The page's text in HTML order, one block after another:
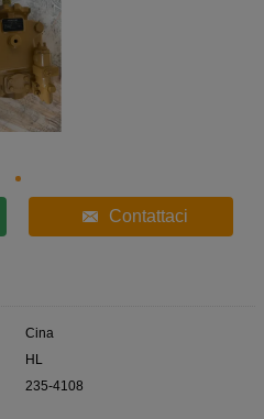
Contattaci
Cina
HL
235-4108